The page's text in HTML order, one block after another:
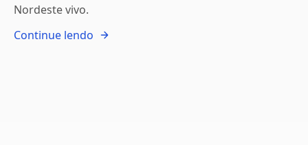
Nordeste vivo.
Continue lendo